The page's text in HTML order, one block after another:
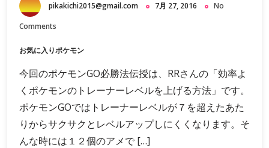
pikakichi2015@gmail.com 7月 27, 2016
No
Comments
お気に入りポケモン
今回のポケモンGO必勝法伝授は、RRさんの「効率よ
くポケモンのトレーナーレベルを上げる方法」です。
ポケモンGOではトレーナーレベルが７を超えたあた
りからサクサクとレベルアップしにくくなります。そ
んな時には１２個のアメで […]